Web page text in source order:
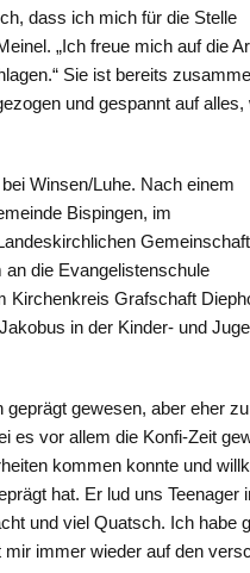
dass ich mich für die Stelle
„Ich freue mich auf die
Sie ist bereits
und gespannt auf alles,
Winsen/Luhe. Nach einem
Bispingen, im
Gemeinschaft
die Evangelistenschule
Kirchenkreis Grafschaft
in der Kinder- und
geprägt gewesen, aber eher
es vor allem die Konfi-Zeit
kommen konnte und
hat. Er lud uns
und viel Quatsch. Ich
immer wieder auf den